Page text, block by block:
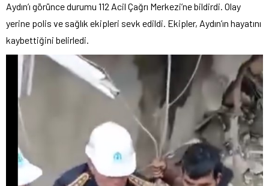
Aydın’ı görünce durumu 112 Acil Çağrı Merkezi’ne bildirdi. Olay
yerine polis ve sağlık ekipleri sevk edildi. Ekipler, Aydın’ın hayatını
kaybettiğini belirledi.